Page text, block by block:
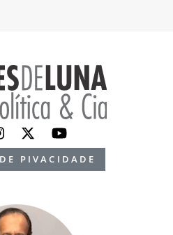
PIVACIDADE